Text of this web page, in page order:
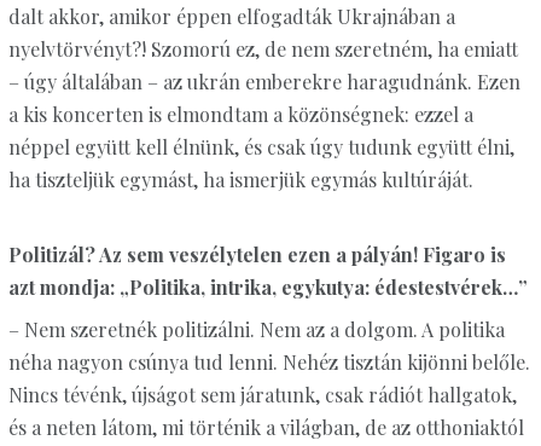
dalt akkor, amikor éppen elfogadták Ukrajnában a
nyelvtörvényt?! Szomorú ez, de nem szeretném, ha emiatt
– úgy általában – az ukrán emberekre haragudnánk. Ezen
a kis koncerten is elmondtam a közönségnek: ezzel a
néppel együtt kell élnünk, és csak úgy tudunk együtt élni,
ha tiszteljük egymást, ha ismerjük egymás kultúráját.
Politizál? Az sem veszélytelen ezen a pályán! Figaro is
azt mondja: „Politika, intrika, egykutya: édestestvérek…”
– Nem szeretnék politizálni. Nem az a dolgom. A politika
néha nagyon csúnya tud lenni. Nehéz tisztán kijönni belőle.
Nincs tévénk, újságot sem járatunk, csak rádiót hallgatok,
és a neten látom, mi történik a világban, de az otthoniaktól